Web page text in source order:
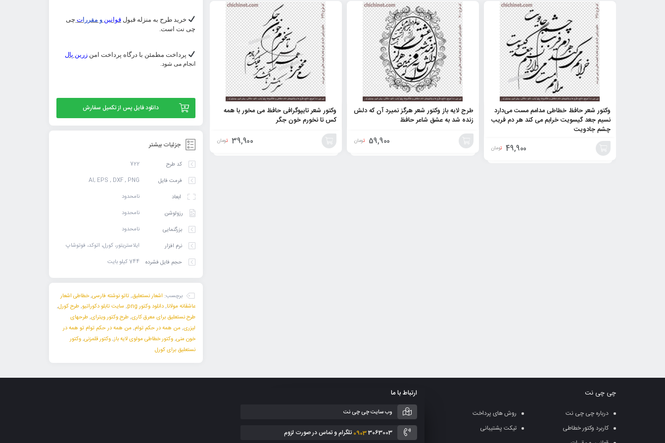
وکتور شعر حافظ خطاطی مدامم مست می‌دارد
نسیم جعد گیسویت خرابم می کند هر دم فریب
چشم جادویت
49,900 تومان
طرح لایه باز وکتور شعر هرگز نمیرد آن که دلش
زنده شد به عشق شاعر حافظ
59,900 تومان
وکتور شعر تایپوگرافی حافظ می مخور با همه
کس تا نخورم خون جگر
39,900 تومان
وکتور تایپوگرافی شعر اوقات خوش آن بود که با
دوست به سر رفت باقی همه بی‌حاصلی و
افزودن
به
سبد
خرید طرح به منزله قبول قوانینو مقررات چی
چی نت است.
پرداخت مطمئن با درگاه پرداخت امن زرین پال
انجام می شود.
دانلود فایل پس از تکمیل سفارش
جزئیات بیشتر
کد طرح
722
فرمت فایل
AI, EPS , DXF , PNG
ابعاد
نامحدود
رزولوشن
نامحدود
بزرگنمایی
نامحدود
نرم افزار
ایلاستریتور، کورل، اتوکد، فوتوشاپ
حجم فایل فشرده
744 کیلو بایت
برچسب: اشعار نستعلیق,تاتو نوشته فارسی,خطاطی اشعار
عاشقانه مولانا,دانلود وکتور png , سایت تابلو دکوراتیو,طرح کورل,
طرح نستعلیق برای معرق کاری,طرح وکتور ویترای,طرحهای
لیزری, من همه در حکم توام, من همه در حکم توام تو همه در
خون منی,وکتور خطاطی مولوی لایه باز,وکتور قلمزنی,وکتور
نستعلیق برای کورل
چی چی نت
درباره چی چی نت
روش های پرداخت
کاربرد وکتور خطاطی
تیکت پشتیبانی
ارتباط با ما
وب سایت چی چی نت
09033063003 تلگرام و تماس در صورت لزوم